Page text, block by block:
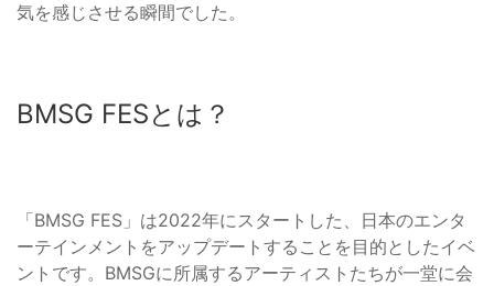
気を感じさせる瞬間でした。
BMSG FESとは？
「BMSG FES」は2022年にスタートした、日本のエンタ
ーテインメントをアップデートすることを目的としたイベ
ントです。BMSGに所属するアーティストたちが一堂に会